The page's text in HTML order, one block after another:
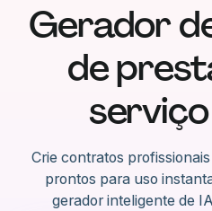
Gerador
de
Crie contratos
prontos para uso
gerador inteligente de